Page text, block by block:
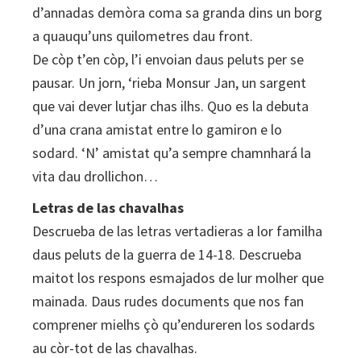
d’annadas demòra coma sa granda dins un borg
a quauqu’uns quilometres dau front.
De còp t’en còp, l’i envoian daus peluts per se
pausar. Un jorn, ‘rieba Monsur Jan, un sargent
que vai dever lutjar chas ilhs. Quo es la debuta
d’una crana amistat entre lo gamiron e lo
sodard. ‘N’ amistat qu’a sempre chamnhará la
vita dau drollichon…
Letras de las chavalhas
Descrueba de las letras vertadieras a lor familha
daus peluts de la guerra de 14-18. Descrueba
maitot los respons esmajados de lur molher que
mainada. Daus rudes documents que nos fan
comprener mielhs çò qu’endureren los sodards
au còr-tot de las chavalhas.